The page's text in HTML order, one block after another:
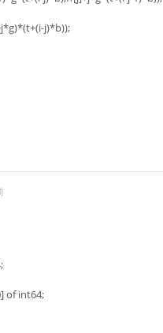
j)*b));
of int64;